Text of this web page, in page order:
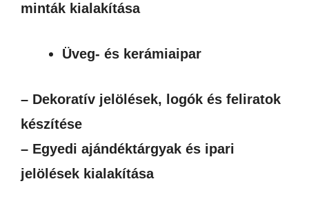
minták kialakítása
Üveg- és kerámiaipar
– Dekoratív jelölések, logók és feliratok
készítése
– Egyedi ajándéktárgyak és ipari
jelölések kialakítása